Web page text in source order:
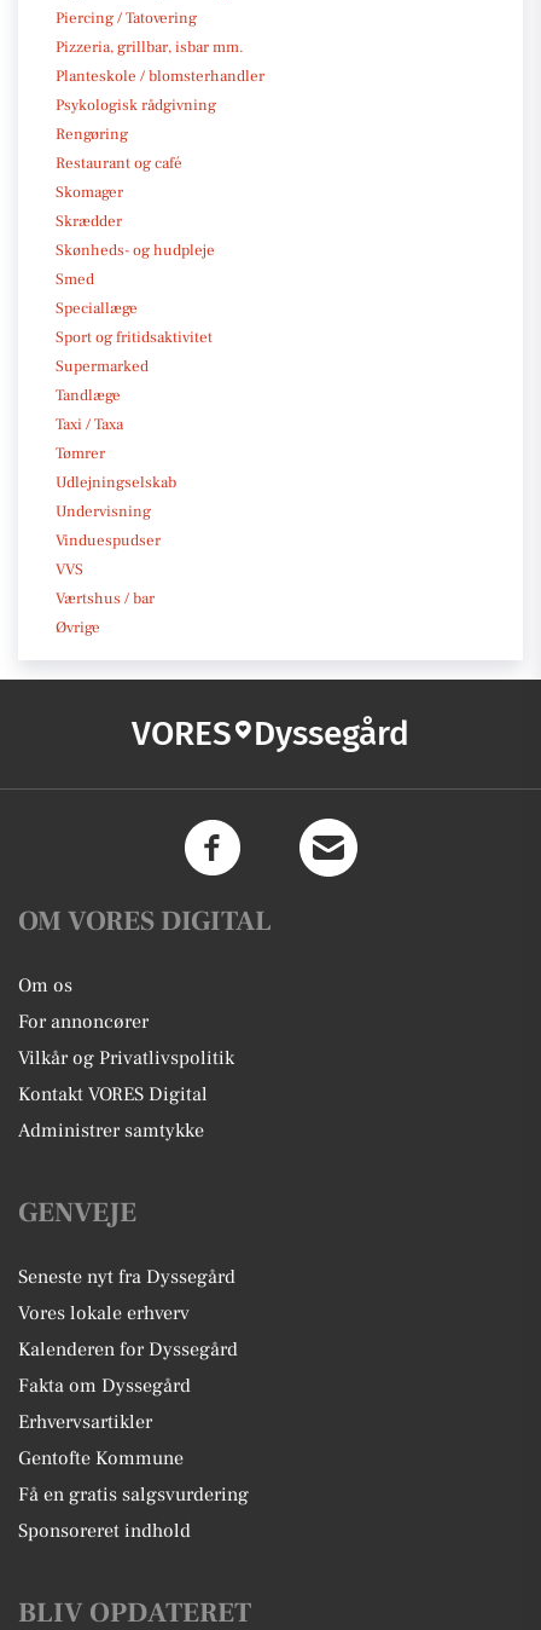
Piercing / Tatovering
Pizzeria, grillbar, isbar mm.
Planteskole / blomsterhandler
Psykologisk rådgivning
Rengøring
Restaurant og café
Skomager
Skrædder
Skønheds- og hudpleje
Smed
Speciallæge
Sport og fritidsaktivitet
Supermarked
Tandlæge
Taxi / Taxa
Tømrer
Udlejningselskab
Undervisning
Vinduespudser
VVS
Værtshus / bar
Øvrige
VORES Dyssegård
OM VORES DIGITAL
Om os
For annoncører
Vilkår og Privatlivspolitik
Kontakt VORES Digital
Administrer samtykke
GENVEJE
Seneste nyt fra Dyssegård
Vores lokale erhverv
Kalenderen for Dyssegård
Fakta om Dyssegård
Erhvervsartikler
Gentofte Kommune
Få en gratis salgsvurdering
Sponsoreret indhold
BLIV OPDATERET